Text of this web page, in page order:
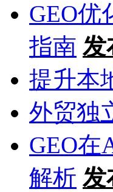
GEO优
指南 发
提升本
外贸独
GEO在
解析 发